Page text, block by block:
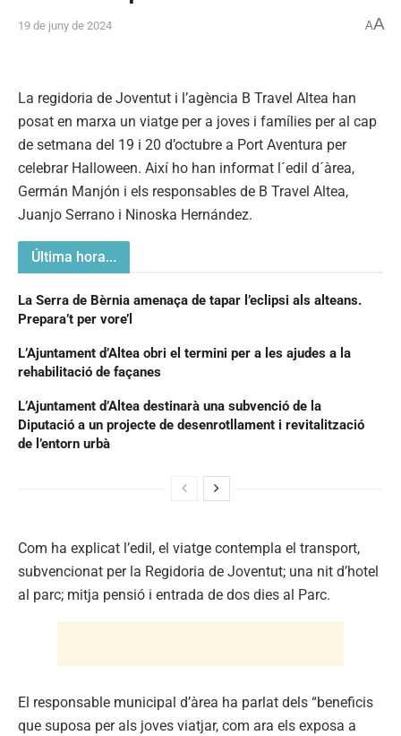
19 de juny de 2024 AA
La regidoria de Joventut i l’agència B Travel Altea han
posat en marxa un viatge per a joves i famílies per al cap
de setmana del 19 i 20 d’octubre a Port Aventura per
celebrar Halloween. Així ho han informat l´edil d´àrea,
Germán Manjón i els responsables de B Travel Altea,
Juanjo Serrano i Ninoska Hernández.
Última hora...
La Serra de Bèrnia amenaça de tapar l’eclipsi als alteans.
Prepara’t per vore’l
L’Ajuntament d’Altea obri el termini per a les ajudes a la
rehabilitació de façanes
L’Ajuntament d’Altea destinarà una subvenció de la
Diputació a un projecte de desenrotllament i revitalització
de l’entorn urbà
Com ha explicat l’edil, el viatge contempla el transport,
subvencionat per la Regidoria de Joventut; una nit d’hotel
al parc; mitja pensió i entrada de dos dies al Parc.
El responsable municipal d’àrea ha parlat dels “beneficis
que suposa per als joves viatjar, com ara els exposa a